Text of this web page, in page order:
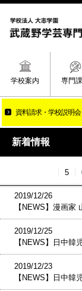
学校案内 専門
資料請求 学校説明会
新着情報
5
2019/12/26
【NEWS】漫画家
2019/12/25
【NEWS】日中韓
2019/12/23
【NEWS】日中韓